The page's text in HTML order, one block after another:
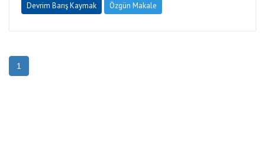
Devrim Barış Kaymak Özgün Makale
1